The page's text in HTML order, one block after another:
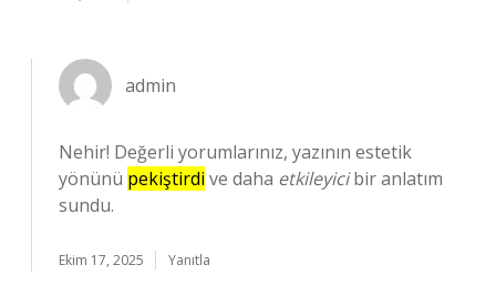
admin
Nehir! Değerli yorumlarınız, yazının estetik
yönünü pekiştirdi ve daha etkileyicibir anlatım
sundu.
Ekim 17, 2025 Yanıtla